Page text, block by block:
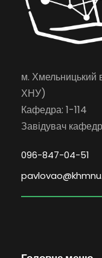
м. Хмельницький
ХНУ)
Кафедра: 1-114
Завідувач
096-847-04-51